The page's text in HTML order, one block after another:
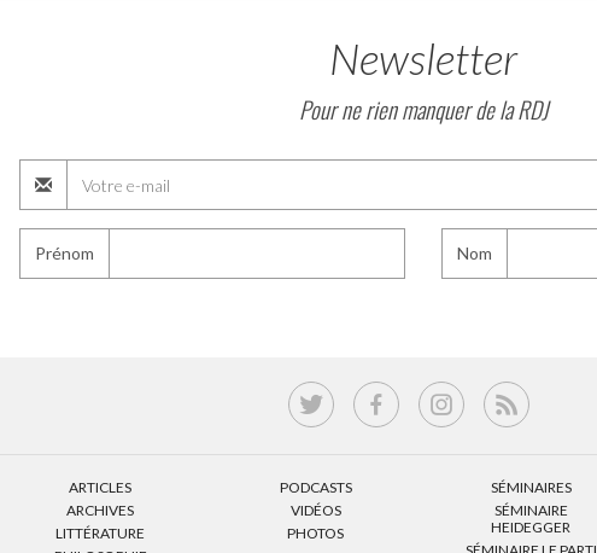
Newsletter
Pour ne rien manquer de la RDJ
Prénom Nom
ARTICLES
ARCHIVES
LITTÉRATURE
PODCASTS
VIDÉOS
PHOTOS
SÉMINAIRES
SÉMINAIRE
HEIDEGGER